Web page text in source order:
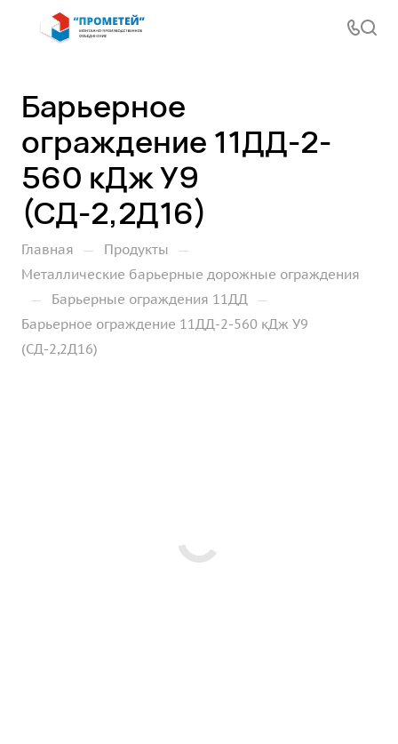
Барьерное
ограждение 11ДД-2-
560 кДж У9
(СД-2,2Д16)
Главная — Продукты —
Металлические барьерные дорожные ограждения
— Барьерные ограждения 11ДД —
Барьерное ограждение 11ДД-2-560 кДж У9
(СД-2,2Д16)